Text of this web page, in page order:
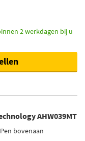
2 werkdagen bij u
AHW039MT
bovenaan